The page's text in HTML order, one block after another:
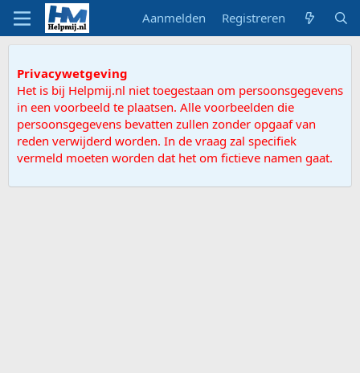
Aanmelden Registreren
Privacywetgeving
Het is bij Helpmij.nl niet toegestaan om persoonsgegevens
in een voorbeeld te plaatsen. Alle voorbeelden die
persoonsgegevens bevatten zullen zonder opgaaf van
reden verwijderd worden. In de vraag zal specifiek
vermeld moeten worden dat het om fictieve namen gaat.